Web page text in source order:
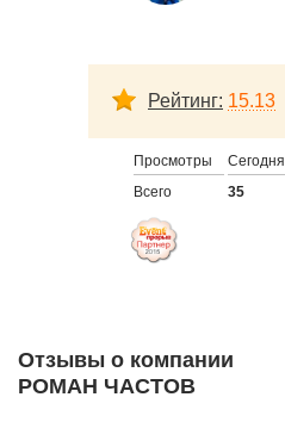
Рейтинг: 15.13
Просмотры Сегодня
Всего
35
Отзывы о компании
РОМАН ЧАСТОВ